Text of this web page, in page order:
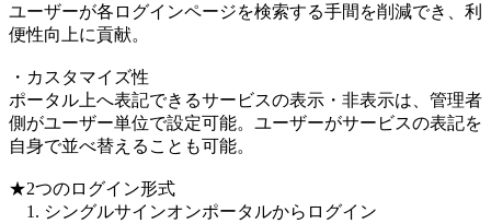
ユーザーが各ログインページを検索する手間を削減でき、利
便性向上に貢献。
・カスタマイズ性
ポータル上へ表記できるサービスの表示・非表示は、管理者
側がユーザー単位で設定可能。ユーザーがサービスの表記を
自身で並べ替えることも可能。
★2つのログイン形式
1. シングルサインオンポータルからログイン